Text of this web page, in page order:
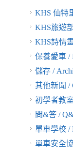
KHS 仙特
KHS旅遊
KHS詩情
保養愛車 /
儲存 /
其他新聞 /
初學者教室
問&答 /
單車學校 /
單車安全